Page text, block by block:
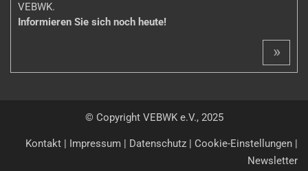
VEBWK.
Informieren Sie sich noch heute!
»
© Copyright VEBWK e.V., 2025
Kontakt | Impressum | Datenschutz | Cookie-Einstellungen |
Newsletter